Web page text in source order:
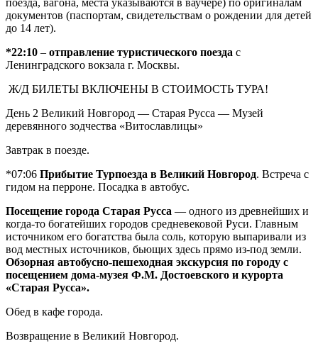
документов (паспортам, свидетельствам о рождении для детей
до 14 лет).
*22:10 – отправление туристического поезда с
Ленинградского вокзала г. Москвы.
Ж/Д БИЛЕТЫ ВКЛЮЧЕНЫ В СТОИМОСТЬ ТУРА!
День 2 Великий Новгород — Старая Русса — Музей
деревянного зодчества «Витославлицы»
Завтрак в поезде.
*07:06 Прибытие Турпоезда в Великий Новгород. Встреча с
гидом на перроне. Посадка в автобус.
Посещение города Старая Русса — одного из древнейших и
когда-то богатейших городов средневековой Руси. Главным
источником его богатства была соль, которую выпаривали из
вод местных источников, бьющих здесь прямо из-под земли.
Обзорная автобусно-пешеходная экскурсия по городу с
посещением дома-музея Ф.М. Достоевского и курорта
«Старая Русса».
Обед в кафе города.
Возвращение в Великий Новгород.